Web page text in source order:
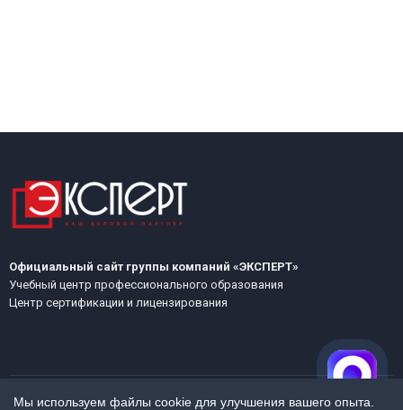
Официальный сайт группы компаний «ЭКСПЕРТ»
Учебный центр профессионального образования
Центр сертификации и лицензирования
Мы используем файлы cookie для улучшения вашего опыта.